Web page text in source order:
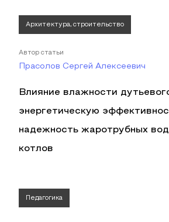
Архитектура, строительство
Автор статьи
Прасолов Сергей Алексеевич
Влияние влажности
энергетическую
надежность жаротрубных
котлов
Педагогика